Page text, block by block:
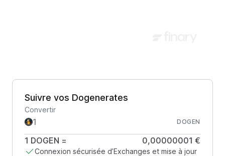
Suivre vos Dogenerates
Convertir
DOGEN
1 DOGEN = 0,00000001 €
Connexion sécurisée d’Exchanges et mise à jour